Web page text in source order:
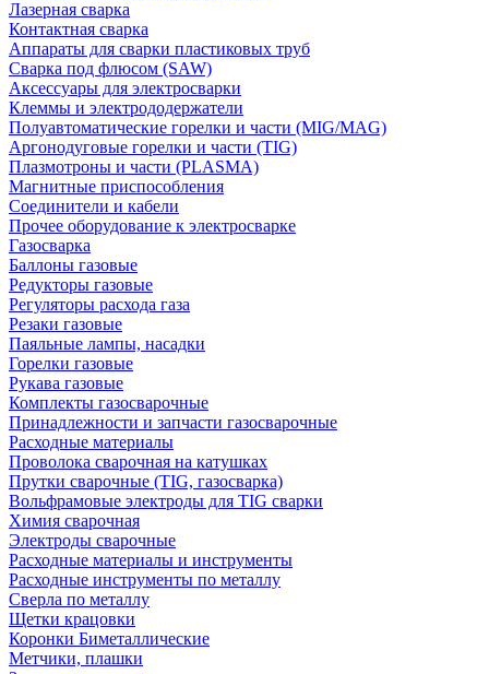
Лазерная сварка
Контактная сварка
Аппараты для сварки пластиковых труб
Сварка под флюсом (SAW)
Аксессуары для электросварки
Клеммы и электрододержатели
Полуавтоматические горелки и части (MIG/MAG)
Аргонодуговые горелки и части (TIG)
Плазмотроны и части (PLASMA)
Магнитные приспособления
Соединители и кабели
Прочее оборудование к электросварке
Газосварка
Баллоны газовые
Редукторы газовые
Регуляторы расхода газа
Резаки газовые
Паяльные лампы, насадки
Горелки газовые
Рукава газовые
Комплекты газосварочные
Принадлежности и запчасти газосварочные
Расходные материалы
Проволока сварочная на катушках
Прутки сварочные (TIG, газосварка)
Вольфрамовые электроды для TIG сварки
Химия сварочная
Электроды сварочные
Расходные материалы и инструменты
Расходные инструменты по металлу
Сверла по металлу
Щетки крацовки
Коронки Биметаллические
Метчики, плашки